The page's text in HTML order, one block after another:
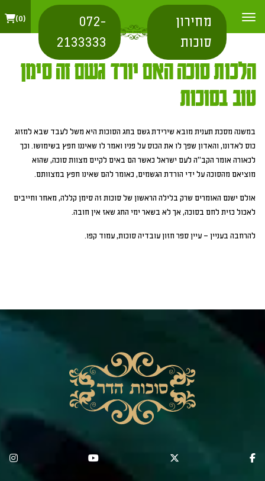
מחירון
סוכות
072-
2133333
0
הלכות סוכה האם יורד גשם זה סימן
טוב בסוכות
במשנה מסכת תענית מובא שירידת גשם בחג הסוכות היא משל לעבד שבא למזוג
כוס לאדונו, והאדון שפך לו את הכוס על פניו ואמר לו שאיננו חפץ בשימושו. וכך
לכאורה אומר הקב"ה לעם ישראל כאשר הם באים לקיים מצוות סוכה, שהוא
מוציאם מהסוכה על ידי הורדת הגשמים, כאומר להם שאינו חפץ במצוותם.
אולם ישנם האומרים שרק בלילה הראשון של סוכות זה סימן קללה, מאחר וחייבים
לאכול כזית לחם בסוכה, אך לא בשאר ימי החג שאז אין חובה.
להרחבה בעניין – עיין ספר חזון עובדיה סוכות, עמוד קפו.